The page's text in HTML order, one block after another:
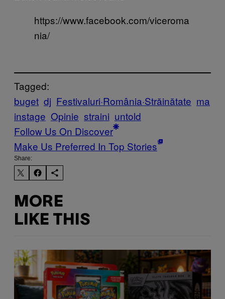
https://www.facebook.com/viceroma
nia/
Tagged:
buget dj Festivaluri·România·Străinătate ma
instage Opinie straini untold
Follow Us On Discover
Make Us Preferred In Top Stories
Share:
MORE
LIKE THIS